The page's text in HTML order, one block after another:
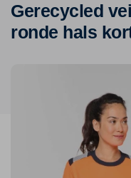
Gerecycled
ronde hals